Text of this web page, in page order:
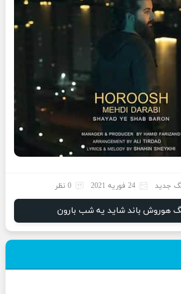
جدید 24 فوریه 2021 0 نظر
هوروش باند شاید یه شب بارون